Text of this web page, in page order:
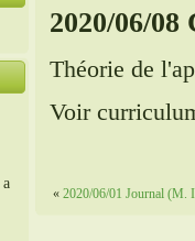
2020/06/
Théorie de
Voir
« 2020/06/01 Journal (M.